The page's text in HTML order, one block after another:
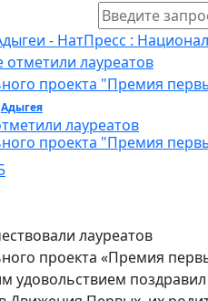
- НатПресс :
Адыгея/ Общество
лауреатов
проекта "Премия
лауреатов
проекта «Премия
удовольствием поздравил